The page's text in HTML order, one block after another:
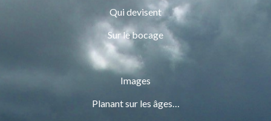
Qui devisent
Sur le bocage
Images
Planant sur les âges…